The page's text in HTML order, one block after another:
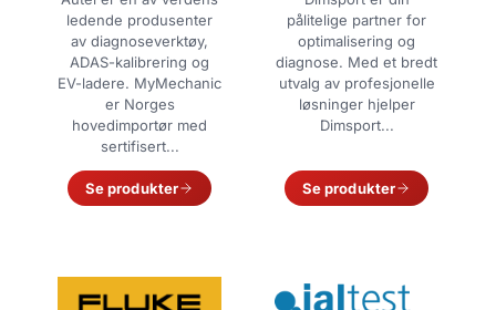
ledende produsenter
av diagnoseverktøy,
ADAS-kalibrering og
EV-ladere. MyMechanic
er Norges
hovedimportør med
sertifisert...
Se produkter
pålitelige partner for
optimalisering og
diagnose. Med et bredt
utvalg av profesjonelle
løsninger hjelper
Dimsport...
Se produkter